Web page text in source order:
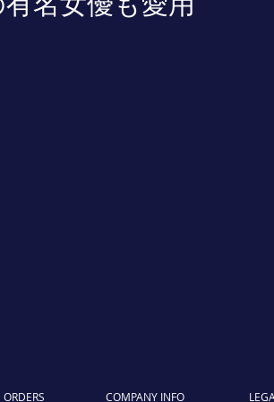
ORDERS COMPANY INFO